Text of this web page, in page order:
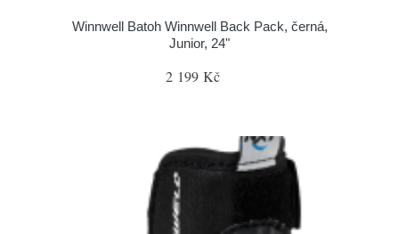
Winnwell Batoh Winnwell Back Pack, černá,
Junior, 24"
2 199 Kč